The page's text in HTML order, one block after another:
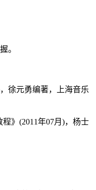
。
徐元勇编著，上海音乐
》(2011年07月)，杨士